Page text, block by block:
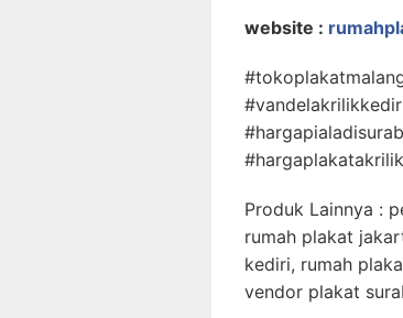
website :
Produk Lainnya :
rumah plakat
kediri, rumah
vendor plakat